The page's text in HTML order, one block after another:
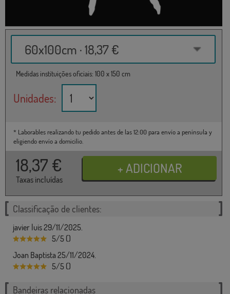
60x100cm · 18,37 €
Medidas instituições oficiais: 100 x 150 cm
Unidades:
* Laborables realizando tu pedido antes de las 12:00 para envío a península y
eligiendo envío a domicilio.
18,37 €
Taxas incluídas
Classificação de clientes:
javier luis 29/11/2025.
5/5 ()
Joan Baptista 25/11/2024.
5/5 ()
Bandeiras relacionadas